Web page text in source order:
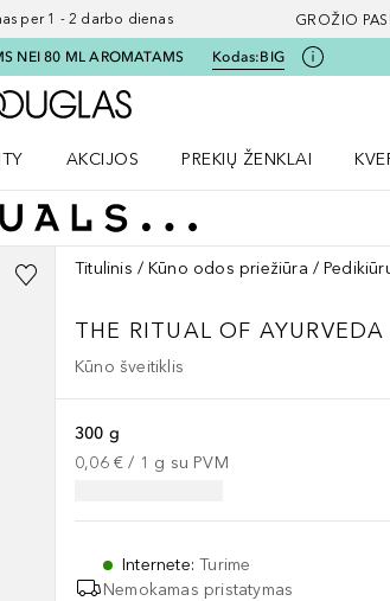
per 1 - 2 darbo dienas GROŽIO
NEI 80 ML AROMATAMS Kodas:BIG
Į Douglas pagrindinį puslapį
AKCIJOS
PREKIŲ ŽENKLAI
Titulinis Kūno odos priežiūra
THE RITUAL OF AYURVEDA
Kūno šveitiklis
300 g
0,06 € / 1 g su PVM
Internete:Turime
Nemokamas pristatymas